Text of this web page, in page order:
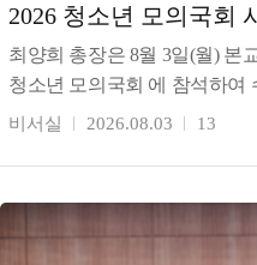
2026 청소년 모의국회
최양희 총장은 8월 3일(월) 본교
청소년 모의국회 에 참석하여
강원일보가 주최(창간 80주년
비서실 2026.08.03 13